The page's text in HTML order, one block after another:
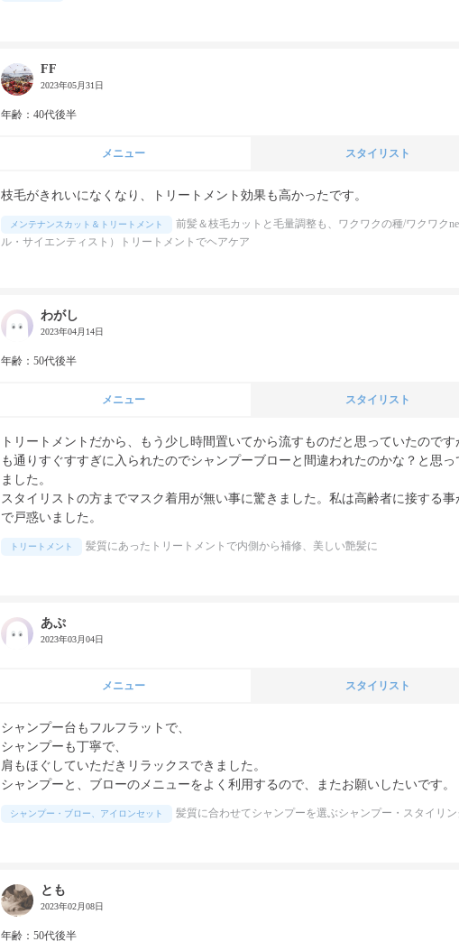
FF
2023年05月31日
年齢：40代後半
メニュー スタイリスト
枝毛がきれいになくなり、トリートメント効果も高かったです。
メンテナンスカット＆トリートメント
前髪＆枝毛カットと毛量調整も、ワクワクの種/ワクワク
ル・サイエンティスト）トリートメントでヘアケア
わがし
2023年04月14日
年齢：50代後半
メニュー スタイリスト
トリートメントだから、もう少し時間置いてから流すものだと思っていたのです
も通りすぐすすぎに入られたのでシャンプーブローと間違われたのかな？と思っ
ました。
スタイリストの方までマスク着用が無い事に驚きました。私は高齢者に接する事
で戸惑いました。
トリートメント 髪質にあったトリートメントで内側から補修、美しい艶髪に
あぷ
2023年03月04日
メニュー スタイリスト
シャンプー台もフルフラットで、
シャンプーも丁寧で、
肩もほぐしていただきリラックスできました。
シャンプーと、ブローのメニューをよく利用するので、またお願いしたいです。
シャンプー・ブロー、アイロンセット 髪質に合わせてシャンプーを選ぶシャンプー・スタイリ
とも
2023年02月08日
年齢：50代後半